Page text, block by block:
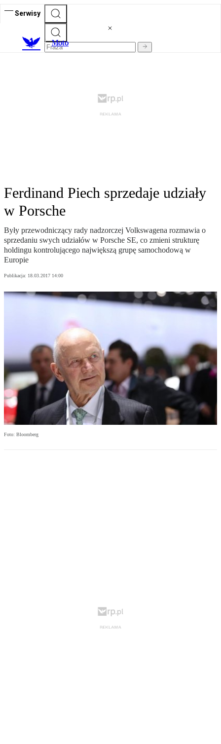
Serwisy
Moto
Ferdinand Piech sprzedaje udziały
w Porsche
Były przewodniczący rady nadzorczej Volkswagena rozmawia o
sprzedaniu swych udziałów w Porsche SE, co zmieni strukturę
holdingu kontrolującego największą grupę samochodową w
Europie
Publikacja: 18.03.2017 14:00
Foto: Bloomberg